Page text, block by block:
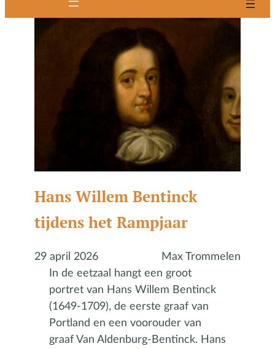
Hans Willem Bentinck
tijdens het Rampjaar
29 april 2026
Max Trommelen
In de eetzaal hangt een groot
portret van Hans Willem Bentinck
(1649-1709), de eerste graaf van
Portland en een voorouder van
graaf Van Aldenburg-Bentinck. Hans